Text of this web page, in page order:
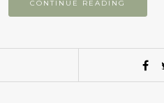
CONTINUE READING